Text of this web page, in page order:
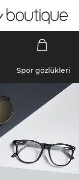
Spor gözlükleri